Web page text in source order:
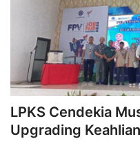
LPKS Cendekia
Upgrading